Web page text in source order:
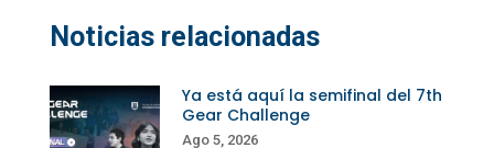
Noticias relacionadas
Ya está aquí la semifinal del 7th
Gear Challenge
Ago 5, 2026